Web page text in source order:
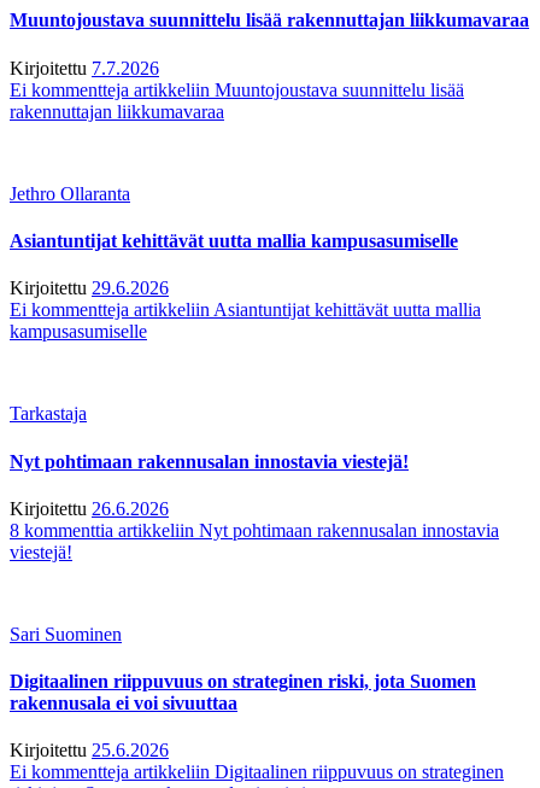
Muuntojoustava suunnittelu lisää rakennuttajan liikkumavaraa
Kirjoitettu 7.7.2026
Ei kommentteja artikkeliin Muuntojoustava suunnittelu lisää
rakennuttajan liikkumavaraa
Jethro Ollaranta
Asiantuntijat kehittävät uutta mallia kampusasumiselle
Kirjoitettu 29.6.2026
Ei kommentteja artikkeliin Asiantuntijat kehittävät uutta mallia
kampusasumiselle
Tarkastaja
Nyt pohtimaan rakennusalan innostavia viestejä!
Kirjoitettu 26.6.2026
8 kommenttia artikkeliin Nyt pohtimaan rakennusalan innostavia
viestejä!
Sari Suominen
Digitaalinen riippuvuus on strateginen riski, jota Suomen
rakennusala ei voi sivuuttaa
Kirjoitettu 25.6.2026
Ei kommentteja artikkeliin Digitaalinen riippuvuus on strateginen